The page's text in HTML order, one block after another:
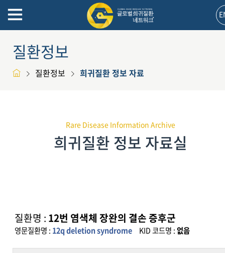
질환정보
질환정보 희귀질환 정보 자료
Rare Disease Information Archive
희귀질환 정보 자료실
질환명 : 12번 염색체 장완의 결손 증후군
영문질환명 : 12q deletion syndrome KID 코드명 :없음